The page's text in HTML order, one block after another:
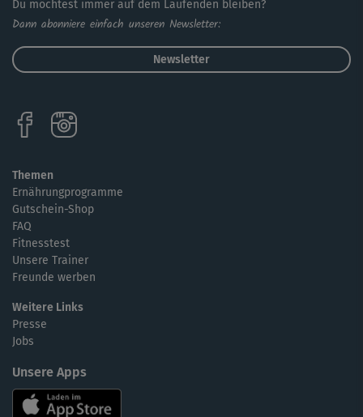
Du möchtest immer auf dem Laufenden bleiben?
Dann abonniere einfach unseren Newsletter:
Newsletter
Themen
Ernährungprogramme
Gutschein-Shop
FAQ
Fitnesstest
Unsere Trainer
Freunde werben
Weitere Links
Presse
Jobs
Unsere Apps